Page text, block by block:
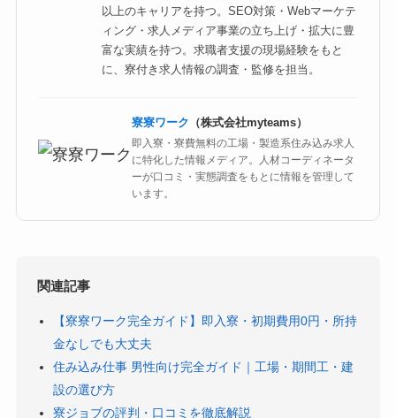
以上のキャリアを持つ。SEO対策・Webマーケテ
ィング・求人メディア事業の立ち上げ・拡大に豊
富な実績を持つ。求職者支援の現場経験をもと
に、寮付き求人情報の調査・監修を担当。
寮寮ワーク （株式会社myteams）
即入寮・寮費無料の工場・製造系住み込み求人
に特化した情報メディア。人材コーディネータ
ーが口コミ・実態調査をもとに情報を管理して
います。
関連記事
【寮寮ワーク完全ガイド】即入寮・初期費用0円・所持
金なしでも大丈夫
住み込み仕事 男性向け完全ガイド｜工場・期間工・建
設の選び方
寮ジョブの評判・口コミを徹底解説